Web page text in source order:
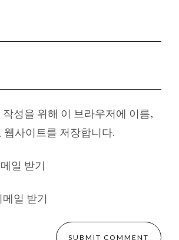
작성을 위해 이 브라우저에 이름,
웹사이트를 저장합니다.
일 받기
일 받기